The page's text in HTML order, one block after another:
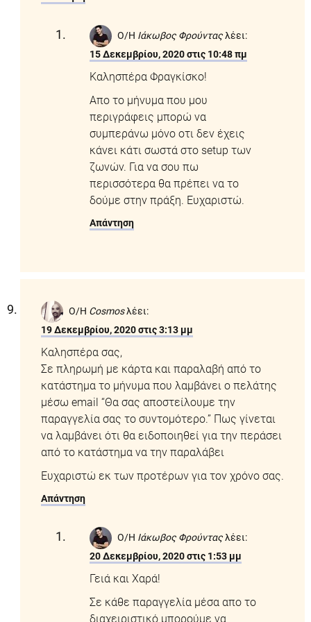
Ο/Η Ιάκωβος Φρούνταςλέει:
15 Δεκεμβρίου, 2020 στις 10:48 πμ
Καλησπέρα Φραγκίσκο!
Απο το μήνυμα που μου
περιγράφεις μπορώ να
συμπεράνω μόνο οτι δεν έχεις
κάνει κάτι σωστά στο setup των
ζωνών. Για να σου πω
περισσότερα θα πρέπει να το
δούμε στην πράξη. Ευχαριστώ.
Απάντηση
Ο/Η Cosmosλέει:
19 Δεκεμβρίου, 2020 στις 3:13 μμ
Καλησπέρα σας,
Σε πληρωμή με κάρτα και παραλαβή από το
κατάστημα το μήνυμα που λαμβάνει ο πελάτης
μέσω email “Θα σας αποστείλουμε την
παραγγελία σας το συντομότερο.” Πως γίνεται
να λαμβάνει ότι θα ειδοποιηθεί για την περάσει
από το κατάστημα να την παραλάβει
Ευχαριστώ εκ των προτέρων για τον χρόνο σας.
Απάντηση
Ο/Η Ιάκωβος Φρούνταςλέει:
20 Δεκεμβρίου, 2020 στις 1:53 μμ
Γειά και Χαρά!
Σε κάθε παραγγελία μέσα απο το
διαχειριστικό μπορούμε να